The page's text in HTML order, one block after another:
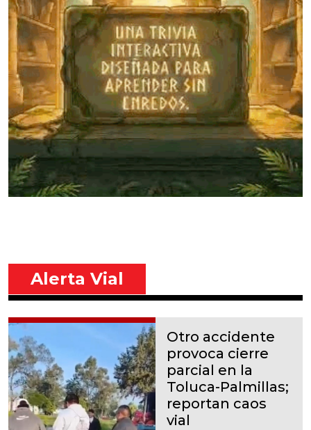
Alerta Vial
Otro accidente
provoca cierre
parcial en la
Toluca-Palmillas;
reportan caos
vial